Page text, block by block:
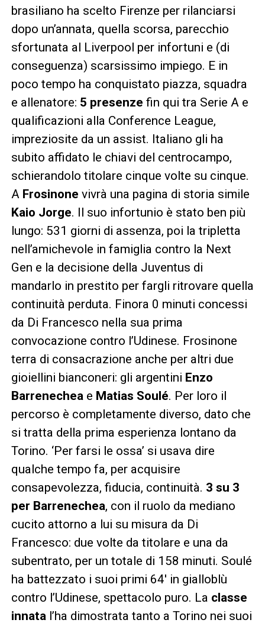
brasiliano ha scelto Firenze per rilanciarsi
dopo un’annata, quella scorsa, parecchio
sfortunata al Liverpool per infortuni e (di
conseguenza) scarsissimo impiego. E in
poco tempo ha conquistato piazza, squadra
e allenatore: 5 presenze fin qui tra Serie A e
qualificazioni alla Conference League,
impreziosite da un assist. Italiano gli ha
subito affidato le chiavi del centrocampo,
schierandolo titolare cinque volte su cinque.
A Frosinone vivrà una pagina di storia simile
Kaio Jorge. Il suo infortunio è stato ben più
lungo: 531 giorni di assenza, poi la tripletta
nell’amichevole in famiglia contro la Next
Gen e la decisione della Juventus di
mandarlo in prestito per fargli ritrovare quella
continuità perduta. Finora 0 minuti concessi
da Di Francesco nella sua prima
convocazione contro l’Udinese. Frosinone
terra di consacrazione anche per altri due
gioiellini bianconeri: gli argentini Enzo
Barrenecheae Matias Soulé. Per loro il
percorso è completamente diverso, dato che
si tratta della prima esperienza lontano da
Torino. ‘Per farsi le ossa’ si usava dire
qualche tempo fa, per acquisire
consapevolezza, fiducia, continuità. 3 su 3
per Barrenechea, con il ruolo da mediano
cucito attorno a lui su misura da Di
Francesco: due volte da titolare e una da
subentrato, per un totale di 158 minuti. Soulé
ha battezzato i suoi primi 64′ in gialloblù
contro l’Udinese, spettacolo puro. La classe
innatal’ha dimostrata tanto a Torino nei suoi